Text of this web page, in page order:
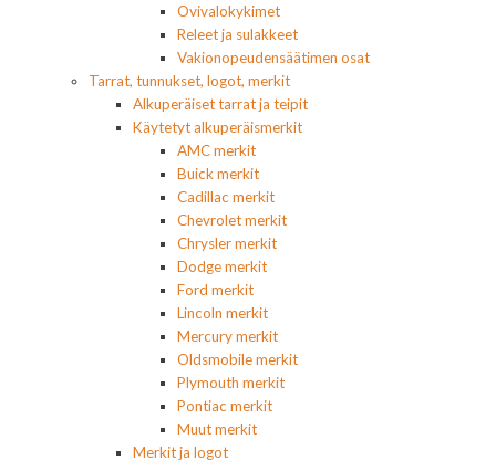
Ovivalokykimet
Releet ja sulakkeet
Vakionopeudensäätimen osat
Tarrat, tunnukset, logot, merkit
Alkuperäiset tarrat ja teipit
Käytetyt alkuperäismerkit
AMC merkit
Buick merkit
Cadillac merkit
Chevrolet merkit
Chrysler merkit
Dodge merkit
Ford merkit
Lincoln merkit
Mercury merkit
Oldsmobile merkit
Plymouth merkit
Pontiac merkit
Muut merkit
Merkit ja logot